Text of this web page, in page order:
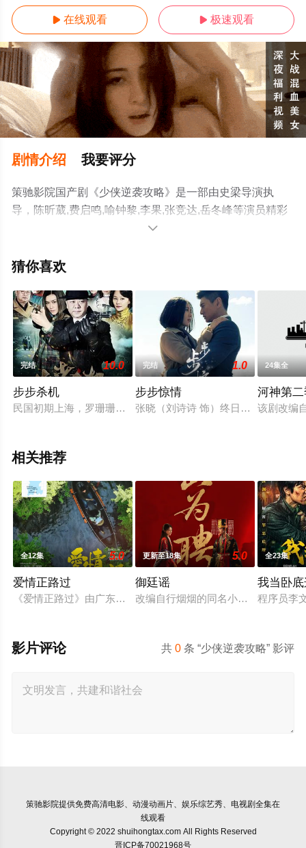
 在线观看  极速观看
剧情介绍 我要评分
策驰影院国产剧《少侠逆袭攻略》是一部由史梁导演执
导，陈昕葳,费启鸣,喻钟黎,李果,张竞达,岳冬峰等演员精彩
演绎的中国大陆电视剧，大结局剧情已揭晓（1-26全
驰电影网，更多相关信息可移步至豆瓣电视剧、电视猫或

猜你喜欢
完结 10.0
步步杀机
民国初期上海，罗珊珊（甄锡 饰）从日本学习犯罪鉴证回来，
完结 1.0
步步惊情
张晓（刘诗诗 饰）终日痴迷于古装电
24集全
河神第
该剧改编
相关推荐
全12集 5.0
爱情正路过
《爱情正路过》由广东局选送，岭南文化传媒（广东）有限公
更新至18集 5.0
御廷谣
改编自行烟烟的同名小说。孟廷辉，
全23集
我当卧
程序员李
共0 条 “少侠逆袭攻略” 影评
影片评论
策驰影院提供免费高清电影、动漫动画片、娱乐综艺秀、电视剧全集在
线观看
Copyright © 2022 shuihongtax.com All Rights Reserved
晋ICP备70021968号